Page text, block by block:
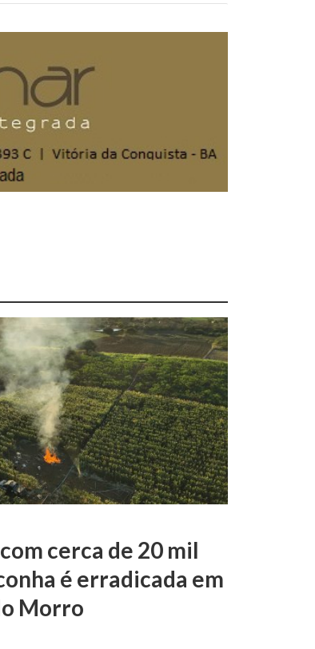
cerca de 20 mil
é erradicada em
Morro